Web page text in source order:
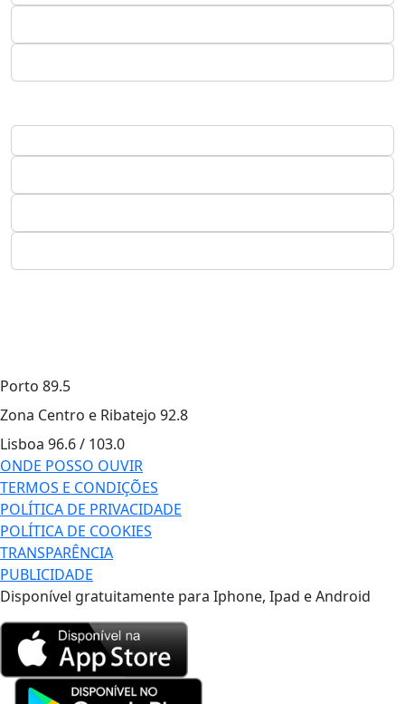
Porto 89.5
Zona Centro e Ribatejo 92.8
Lisboa 96.6 / 103.0
ONDE POSSO OUVIR
TERMOS E CONDIÇÕES
POLÍTICA DE PRIVACIDADE
POLÍTICA DE COOKIES
TRANSPARÊNCIA
PUBLICIDADE
Disponível gratuitamente para Iphone, Ipad e Android